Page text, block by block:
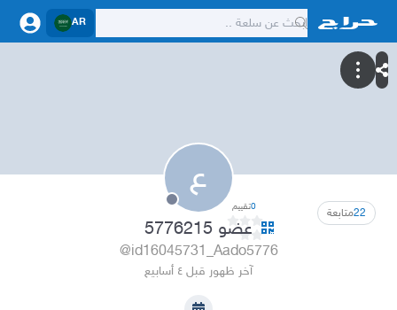
AR
ع
22متابعة 0تقييم
عضو 5776215
@id16045731_Aado5776
آخر ظهور قبل ٤ أسابيع